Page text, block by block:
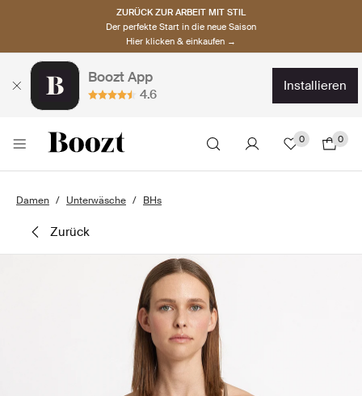
ZURÜCK ZUR ARBEIT MIT STIL
Der perfekte Start in die neue Saison
Hier klicken & einkaufen →
Boozt App
4.6
installieren
0 0
Damen Unterwäsche BHs
zurück